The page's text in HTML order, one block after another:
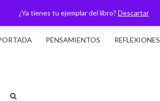
¿Ya tienes tu ejemplar del libro? Descartar
PENSAMIENTOS REFLEXIONES